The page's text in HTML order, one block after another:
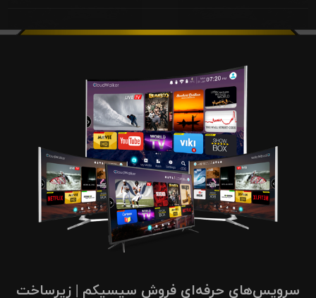
سرویس‌های حرفه‌ای فروش سیسیکم | زیرساخت